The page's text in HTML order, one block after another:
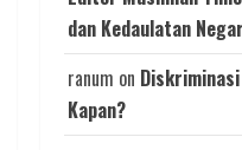
dan Kedaulatan
ranum on
Kapan?